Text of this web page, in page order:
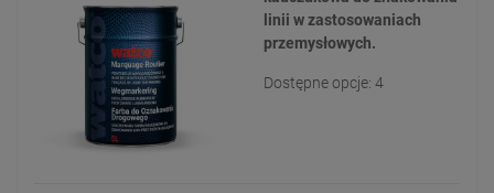
linii w zastosowaniach
przemysłowych.
Dostępne opcje: 4